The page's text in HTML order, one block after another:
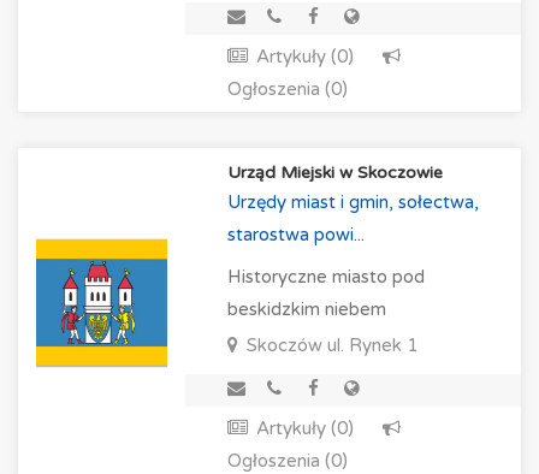
Artykuły (0)
Ogłoszenia (0)
Urząd Miejski w Skoczowie
Urzędy miast i gmin, sołectwa,
starostwa powi...
Historyczne miasto pod
beskidzkim niebem
Skoczów ul. Rynek 1
Artykuły (0)
Ogłoszenia (0)